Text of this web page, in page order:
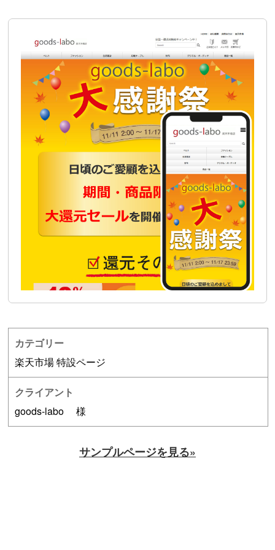
カテゴリー
楽天市場 特設ページ
クライアント
goods-labo 様
サンプルページを見る»